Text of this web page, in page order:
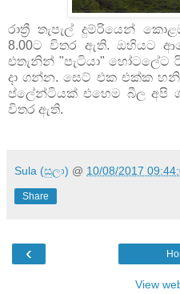
රාත්‍රී තැපැල් දුම්රියෙන්
8.00ට විතර ඇති. ඔහියට
එතැනින් "පැටියා" හෝටලේට
දා ගන්න. සෙට් එක එක්ක
ප්ලේන්ටියක් එහෙම බීල අපි
විතර ඇති.
Sula (සුලා) @ 10/08/2017
Share
‹
View